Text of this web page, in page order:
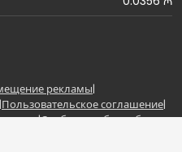
рекламы|
|Пользовательское соглашение|
|Сообщить об ошибке